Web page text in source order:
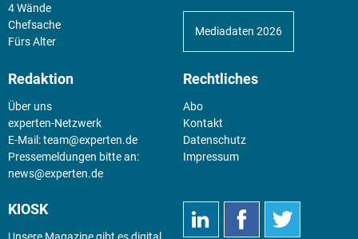
4 Wände
Chefsache
Fürs Alter
Mediadaten 2026
Redaktion
Über uns
experten-Netzwerk
E-Mail:team@experten.de
Pressemeldungen bitte an:
news@experten.de
Rechtliches
Abo
Kontakt
Datenschutz
Impressum
KIOSK
Unsere Magazine gibt es digital